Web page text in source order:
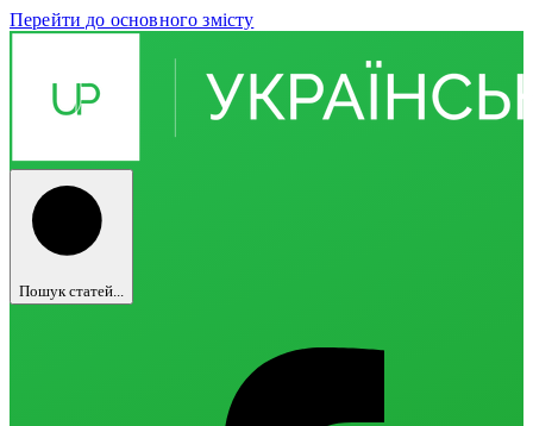
Перейти до основного змісту
Пошук статей...